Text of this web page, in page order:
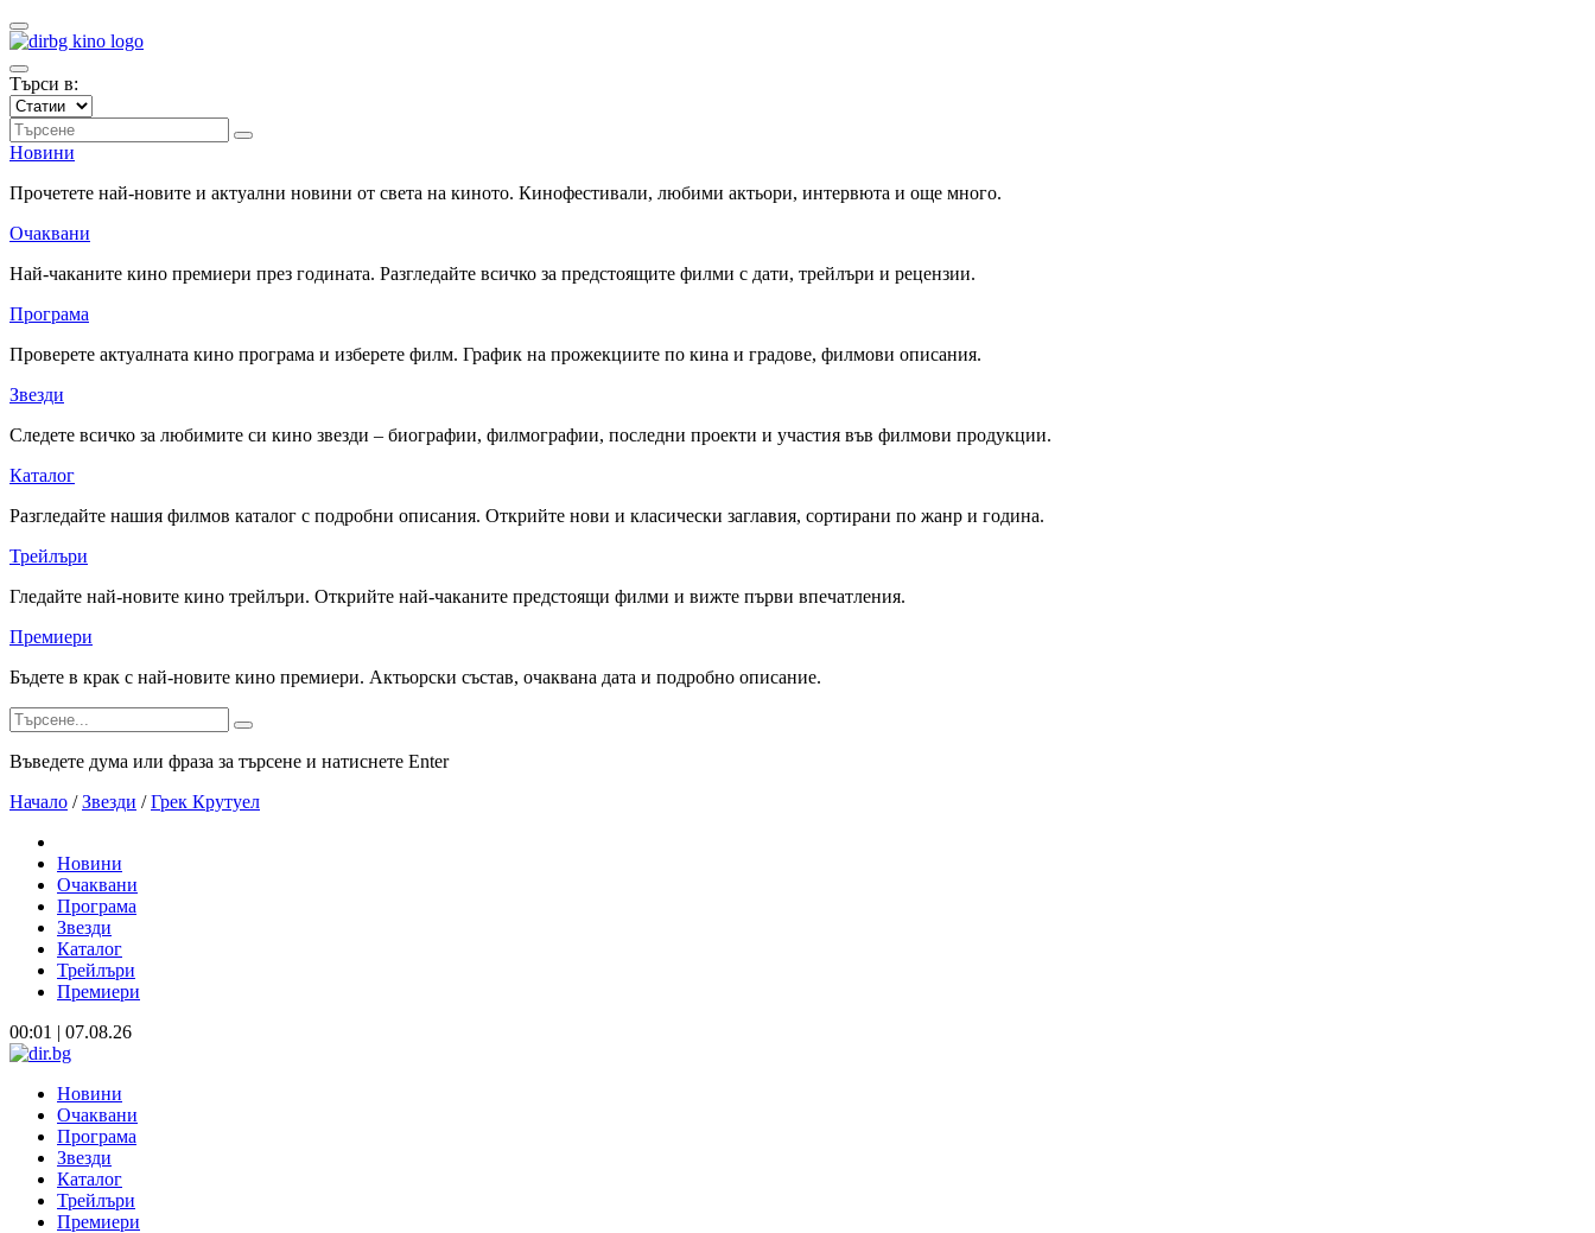
Търси в:
Новини
Прочетете най-новите и актуални новини от света на киното. Кинофестивали, любими актьори, интервюта и още много.
Очаквани
Най-чаканите кино премиери през годината. Разгледайте всичко за предстоящите филми с дати, трейлъри и рецензии.
Програма
Проверете актуалната кино програма и изберете филм. График на прожекциите по кина и градове, филмови описания.
Звезди
Следете всичко за любимите си кино звезди – биографии, филмографии, последни проекти и участия във филмови продукции.
Каталог
Разгледайте нашия филмов каталог с подробни описания. Открийте нови и класически заглавия, сортирани по жанр и година.
Трейлъри
Гледайте най-новите кино трейлъри. Открийте най-чаканите предстоящи филми и вижте първи впечатления.
Премиери
Бъдете в крак с най-новите кино премиери. Актьорски състав, очаквана дата и подробно описание.
Въведете дума или фраза за търсене и натиснете Enter
Начало / Звезди / Грек Крутуел
Новини
Очаквани
Програма
Звезди
Каталог
Трейлъри
Премиери
00:01 | 07.08.26
Новини
Очаквани
Програма
Звезди
Каталог
Трейлъри
Премиери